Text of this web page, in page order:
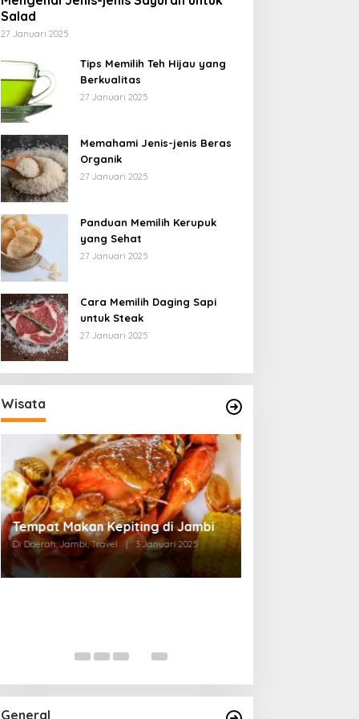
Salad
27 Januari 2025
Tips Memilih Teh Hijau yang
Berkualitas
27 Januari 2025
Memahami Jenis-jenis Beras
Organik
27 Januari 2025
Panduan Memilih Kerupuk
yang Sehat
27 Januari 2025
Cara Memilih Daging Sapi
untuk Steak
27 Januari 2025
Wisata
Tempat Makan di Thehok Jambi
Di Daerah, Jambi, Travel | 3 Januari 2025
General